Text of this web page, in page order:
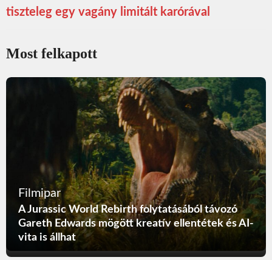
tiszteleg egy vagány limitált karórával
Most felkapott
Filmipar
A Jurassic World Rebirth folytatásából távozó
Gareth Edwards mögött kreatív ellentétek és AI-
vita is állhat